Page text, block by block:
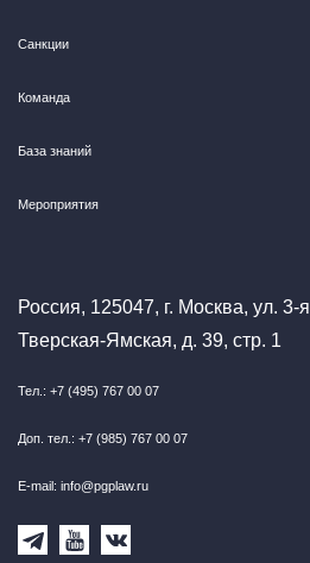
Санкции
Команда
База знаний
Мероприятия
Россия, 125047, г. Москва, ул. 3-я
Тверская-Ямская, д. 39, стр. 1
Тел.: +7 (495) 767 00 07
Доп. тел.: +7 (985) 767 00 07
E-mail: info@pgplaw.ru